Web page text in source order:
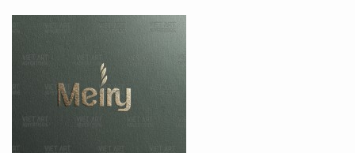
THIẾT KẾ THI CÔNG
MẶT DỰNG TẠI BÌNH
DƯƠNG – CỦA HÀNG